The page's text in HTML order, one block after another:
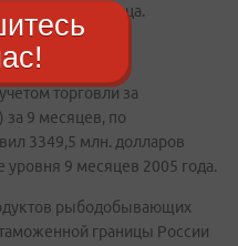
лица.
торговли за
9 месяцев, по
3349,5 млн. долларов
9 месяцев 2005 года.
рыбодобывающих
границы России